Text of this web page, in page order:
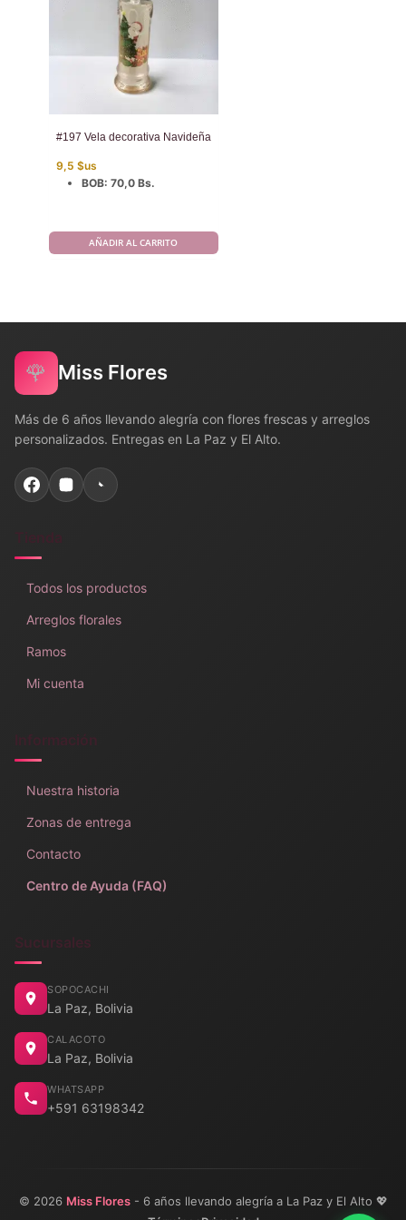
#197 Vela decorativa Navideña
9,5 $us
BOB: 70,0 Bs.
AÑADIR AL CARRITO
🌹 Miss Flores
Más de 6 años llevando alegría con flores frescas y arreglos
personalizados. Entregas en La Paz y El Alto.
Todos los productos
Arreglos florales
Ramos
Mi cuenta
Información
Nuestra historia
Zonas de entrega
Contacto
Centro de Ayuda (FAQ)
Sucursales
SOPOCACHI
La Paz, Bolivia
CALACOTO
La Paz, Bolivia
WHATSAPP
+591 63198342
© 2026 Miss Flores- 6 años llevando alegría a La Paz y El Alto 💖